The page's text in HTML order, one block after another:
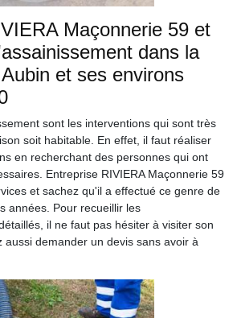
Maçonnerie 59 et
dans la
et ses environs
sont les interventions qui sont très
soit habitable. En effet, il faut réaliser
en recherchant des personnes qui ont
Entreprise RIVIERA Maçonnerie 59
et sachez qu'il a effectué ce genre de
années. Pour recueillir les
il ne faut pas hésiter à visiter son
aussi demander un devis sans avoir à